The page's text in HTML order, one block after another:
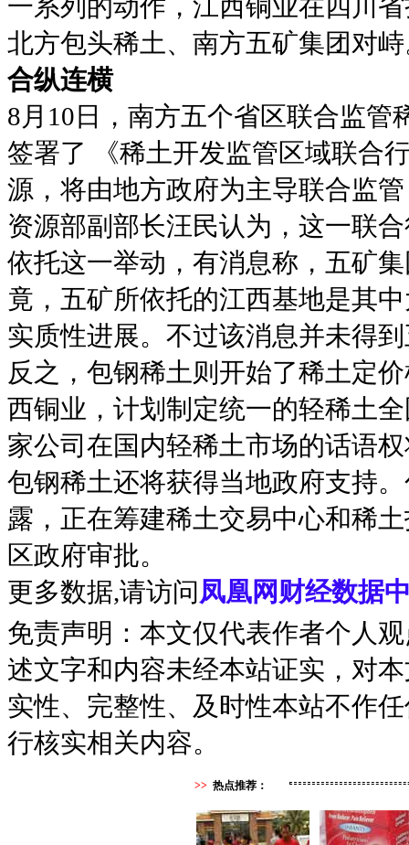
一系列的动作，江西铜业在四川
北方包头稀土、南方五矿集团对
合纵连横
8月10日，南方五个省区联合监管
签署了 《稀土开发监管区域联合
源，将由地方政府为主导联合监
资源部副部长汪民认为，这一联
依托这一举动，有消息称，五矿
竟，五矿所依托的江西基地是其
实质性进展。不过该消息并未得
反之，包钢稀土则开始了稀土定
西铜业，计划制定统一的轻稀土
家公司在国内轻稀土市场的话语
包钢稀土还将获得当地政府支持
露，正在筹建稀土交易中心和稀
区政府审批。
更多数据,请访问凤凰网财经数据
免责声明：本文仅代表作者个人
述文字和内容未经本站证实，对
实性、完整性、及时性本站不作
行核实相关内容。
>> 热点推荐：